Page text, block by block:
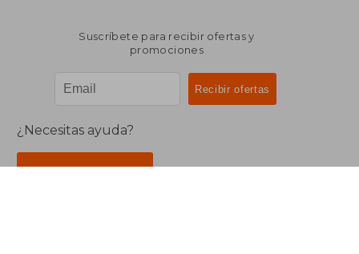
Suscríbete para recibir ofertas y
promociones
¿Necesitas ayuda?